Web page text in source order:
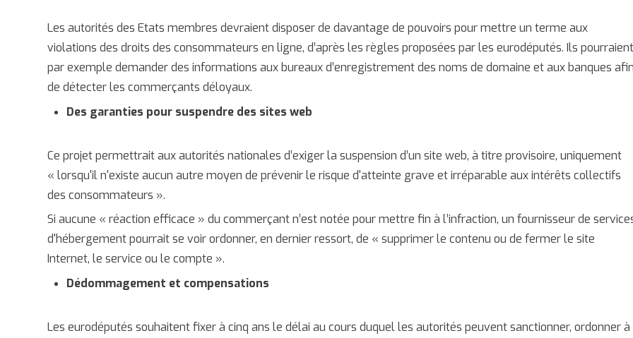
Les autorités des Etats membres devraient disposer de davantage de pouvoirs pour mettre un terme aux
violations des droits des consommateurs en ligne, d’après les règles proposées par les eurodéputés. Ils
par exemple demander des informations aux bureaux d’enregistrement des noms de domaine et aux banques
de détecter les commerçants déloyaux.
Des garanties pour suspendre des sites web
Ce projet permettrait aux autorités nationales d’exiger la suspension d’un site web, à titre provisoire, uniquement
« lorsqu'il n'existe aucun autre moyen de prévenir le risque d'atteinte grave et irréparable aux intérêts collectifs
des consommateurs ».
Si aucune « réaction efficace » du commerçant n’est notée pour mettre fin à l’infraction, un fournisseur de
d'hébergement pourrait se voir ordonner, en dernier ressort, de « supprimer le contenu ou de fermer le site
Internet, le service ou le compte ».
Dédommagement et compensations
Les eurodéputés souhaitent fixer à cinq ans le délai au cours duquel les autorités peuvent sanctionner, ordonner à